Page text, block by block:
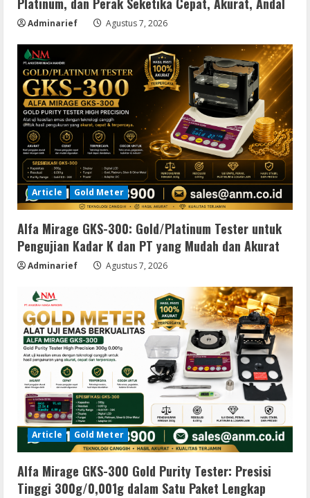
Platinum, dan Perak Seketika Cepat, Akurat, Andal
Adminarief Agustus 7, 2026
Article Gold Meter
Alfa Mirage GKS-300: Gold/Platinum Tester untuk
Pengujian Kadar K dan PT yang Mudah dan Akurat
Adminarief Agustus 7, 2026
Article Gold Meter
Alfa Mirage GKS-300 Gold Purity Tester: Presisi
Tinggi 300g/0,001g dalam Satu Paket Lengkap